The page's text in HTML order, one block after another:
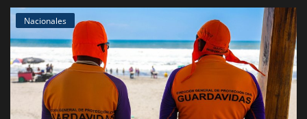
Nacionales